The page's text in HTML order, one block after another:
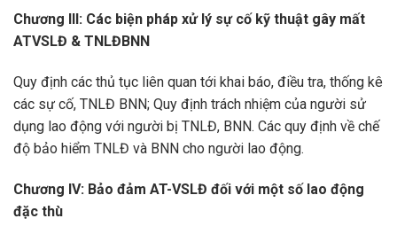
Chương III: Các biện pháp xử lý sự cố kỹ thuật gây mất
ATVSLĐ & TNLĐBNN
Quy định các thủ tục liên quan tới khai báo, điều tra, thống kê
các sự cố, TNLĐ BNN; Quy định trách nhiệm của người sử
dụng lao động với người bị TNLĐ, BNN. Các quy định về chế
độ bảo hiểm TNLĐ và BNN cho người lao động.
Chương IV: Bảo đảm AT-VSLĐ đối với một số lao động
đặc thù